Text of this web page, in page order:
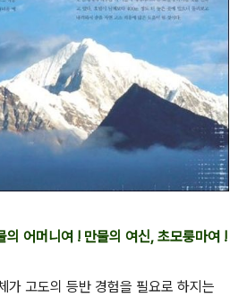
의 어머니여 ! 만물의 여신, 초모룽마여 !
가 고도의 등반 경험을 필요로 하지는